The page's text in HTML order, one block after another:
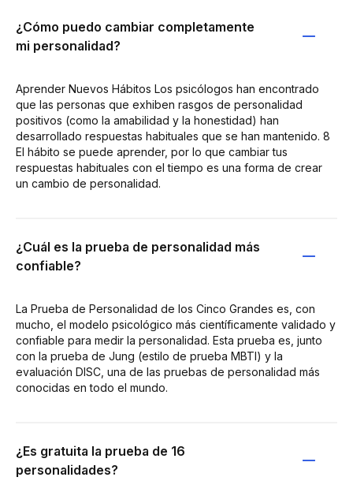
¿Cómo puedo cambiar completamente
mi personalidad?
Aprender Nuevos Hábitos Los psicólogos han encontrado
que las personas que exhiben rasgos de personalidad
positivos (como la amabilidad y la honestidad) han
desarrollado respuestas habituales que se han mantenido. 8
El hábito se puede aprender, por lo que cambiar tus
respuestas habituales con el tiempo es una forma de crear
un cambio de personalidad.
¿Cuál es la prueba de personalidad más
confiable?
La Prueba de Personalidad de los Cinco Grandes es, con
mucho, el modelo psicológico más científicamente validado y
confiable para medir la personalidad. Esta prueba es, junto
con la prueba de Jung (estilo de prueba MBTI) y la
evaluación DISC, una de las pruebas de personalidad más
conocidas en todo el mundo.
¿Es gratuita la prueba de 16
personalidades?